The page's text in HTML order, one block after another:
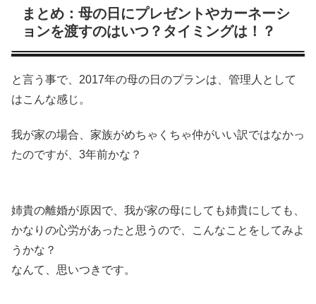
まとめ：母の日にプレゼントやカーネーシ
ョンを渡すのはいつ？タイミングは！？
と言う事で、2017年の母の日のプランは、管理人として
はこんな感じ。
我が家の場合、家族がめちゃくちゃ仲がいい訳ではなかっ
たのですが、3年前かな？
姉貴の離婚が原因で、我が家の母にしても姉貴にしても、
かなりの心労があったと思うので、こんなことをしてみよ
うかな？
なんて、思いつきです。